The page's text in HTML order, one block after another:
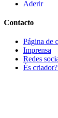
Aderir
Contacto
Página de
Imprensa
Redes
És